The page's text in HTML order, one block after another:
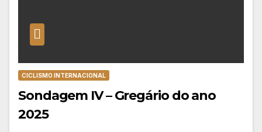
CICLISMO INTERNACIONAL
Sondagem IV – Gregário do ano
2025